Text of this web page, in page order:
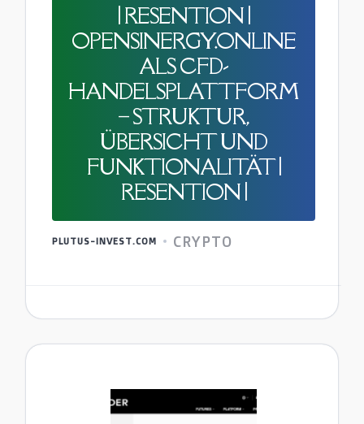
| RESENTION |
OPENSINERGY.ONLINE
ALS CFD-
HANDELSPLATTFORM
– STRUKTUR,
ÜBERSICHT UND
FUNKTIONALITÄT |
RESENTION |
PLUTUS-INVEST.COM CRYPTO